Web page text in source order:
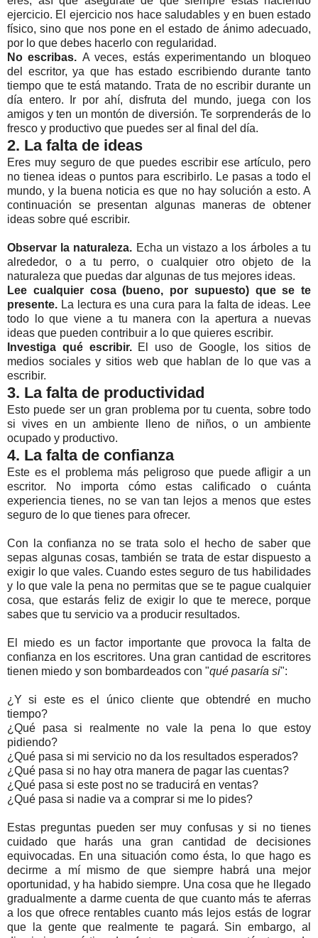
ejercicio. El ejercicio nos hace saludables y en buen estado
físico, sino que nos pone en el estado de ánimo adecuado,
por lo que debes hacerlo con regularidad.
No escribas. A veces, estás experimentando un bloqueo
del escritor, ya que has estado escribiendo durante tanto
tiempo que te está matando. Trata de no escribir durante un
día entero. Ir por ahí, disfruta del mundo, juega con los
amigos y ten un montón de diversión. Te sorprenderás de lo
fresco y productivo que puedes ser al final del día.
2. La falta de ideas
Eres muy seguro de que puedes escribir ese artículo, pero
no tienea ideas o puntos para escribirlo. Le pasas a todo el
mundo, y la buena noticia es que no hay solución a esto. A
continuación se presentan algunas maneras de obtener
ideas sobre qué escribir.
Observar la naturaleza. Echa un vistazo a los árboles a tu
alrededor, o a tu perro, o cualquier otro objeto de la
naturaleza que puedas dar algunas de tus mejores ideas.
Lee cualquier cosa (bueno, por supuesto) que se te
presente. La lectura es una cura para la falta de ideas. Lee
todo lo que viene a tu manera con la apertura a nuevas
ideas que pueden contribuir a lo que quieres escribir.
Investiga qué escribir. El uso de Google, los sitios de
medios sociales y sitios web que hablan de lo que vas a
escribir.
3. La falta de productividad
Esto puede ser un gran problema por tu cuenta, sobre todo
si vives en un ambiente lleno de niños, o un ambiente
ocupado y productivo.
4. La falta de confianza
Este es el problema más peligroso que puede afligir a un
escritor. No importa cómo estas calificado o cuánta
experiencia tienes, no se van tan lejos a menos que estes
seguro de lo que tienes para ofrecer.
Con la confianza no se trata solo el hecho de saber que
sepas algunas cosas, también se trata de estar dispuesto a
exigir lo que vales. Cuando estes seguro de tus habilidades
y lo que vale la pena no permitas que se te pague cualquier
cosa, que estarás feliz de exigir lo que te merece, porque
sabes que tu servicio va a producir resultados.
El miedo es un factor importante que provoca la falta de
confianza en los escritores. Una gran cantidad de escritores
tienen miedo y son bombardeados con "qué pasaría si":
¿Y si este es el único cliente que obtendré en mucho
tiempo?
¿Qué pasa si realmente no vale la pena lo que estoy
pidiendo?
¿Qué pasa si mi servicio no da los resultados esperados?
¿Qué pasa si no hay otra manera de pagar las cuentas?
¿Qué pasa si este post no se traducirá en ventas?
¿Qué pasa si nadie va a comprar si me lo pides?
Estas preguntas pueden ser muy confusas y si no tienes
cuidado que harás una gran cantidad de decisiones
equivocadas. En una situación como ésta, lo que hago es
decirme a mí mismo de que siempre habrá una mejor
oportunidad, y ha habido siempre. Una cosa que he llegado
gradualmente a darme cuenta de que cuanto más te aferras
a los que ofrece rentables cuanto más lejos estás de lograr
que la gente que realmente te pagará. Sin embargo, al